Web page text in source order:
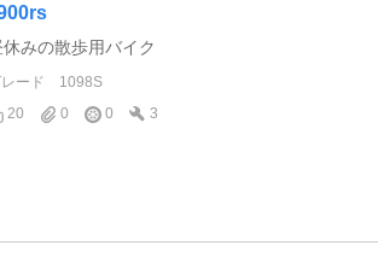
休みの散歩用バイク
ード
1098S
20
0 0 3